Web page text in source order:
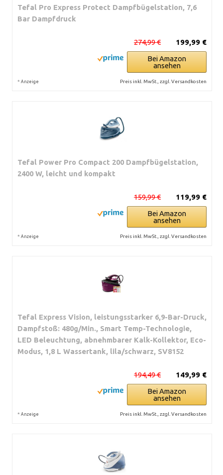
Tefal Pro Express Protect Dampfbügelstation, 7,6
Bar Dampfdruck
199,99 €
274,99 €
Bei Amazon
ansehen
* Anzeige Preis inkl. MwSt., zzgl. Versandkosten
Tefal Power Pro Compact 200 Dampfbügelstation,
2400 W, leicht und kompakt
119,99 €
159,99 €
Bei Amazon
ansehen
* Anzeige Preis inkl. MwSt., zzgl. Versandkosten
Tefal Express Vision, leistungsstarker 6,9-Bar-Druck,
Dampfstoß: 480g/Min., Smart Temp-Technologie,
LED Beleuchtung, abnehmbarer Kalk-Kollektor, Eco-
Modus, 1,8 L Wassertank, lila/schwarz, SV8152
149,99 €
194,49 €
Bei Amazon
ansehen
* Anzeige Preis inkl. MwSt., zzgl. Versandkosten